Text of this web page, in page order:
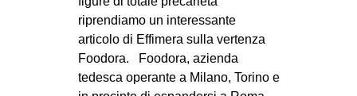
SPORT POPOLARE
MOVIMENTI
riprendiamo un interessante
articolo di Effimera sulla vertenza
Foodora. Foodora, azienda
tedesca operante a Milano, Torino e